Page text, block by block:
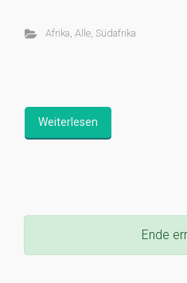
Afrika, Alle, Südafrika
Weiterlesen
Ende